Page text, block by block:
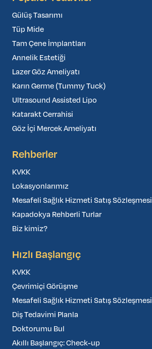
Gülüş Tasarımı
Tüp Mide
Tam Çene İmplantları
Annelik Estetiği
Lazer Göz Ameliyatı
Karın Germe (Tummy Tuck)
Ultrasound Assisted Lipo
Katarakt Cerrahisi
Göz İçi Mercek Ameliyatı
Rehberler
KVKK
Lokasyonlarımız
Mesafeli Sağlık Hizmeti Satış Sözleşmesi
Kapadokya Rehberli Turlar
Biz kimiz?
Hızlı Başlangıç
KVKK
Çevrimiçi Görüşme
Mesafeli Sağlık Hizmeti Satış Sözleşmesi
Diş Tedavimi Planla
Doktorumu Bul
Akıllı Başlangıç: Check-up